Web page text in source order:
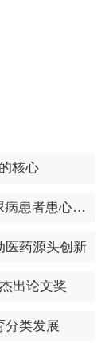
核心
港中大发现13种生物标志物 可预测糖尿病患者患心血管疾病风险
医药源头创新
出论文奖
分类发展